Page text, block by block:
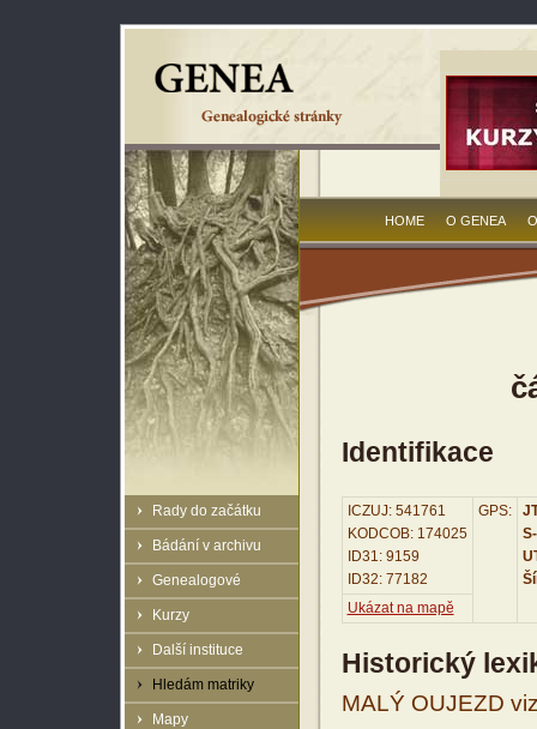
Rady do začátku
Bádání v archivu
Genealogové
Kurzy
Další instituce
Hledám matriky
Mapy
HOME O GENEA
Identifikace
ICZUJ: 541761
KODCOB: 174025
ID31: 9159
ID32: 77182
GPS:
Ukázat na mapě
Historický
MALÝ OUJEZD